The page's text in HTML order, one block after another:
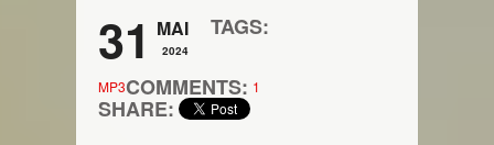
31 MAI
2024
TAGS:
MP3COMMENTS: 1
SHARE: